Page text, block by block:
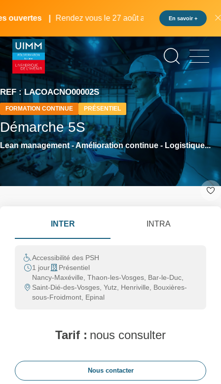
au
principal
Rendez vous le 27 août au pôle formation UIMM
En savoir +
REF : LACOACNO00002S
FORMATION CONTINUE PRÉSENTIEL
Démarche 5S
Lean management - Amélioration continue - Logistique...
INTER INTRA
Accessibilité des PSH
1 jour
Présentiel
Nancy-Maxéville, Thaon-les-Vosges, Bar-le-Duc,
Saint-Dié-des-Vosges, Yutz, Henriville, Bouxières-
sous-Froidmont, Epinal
Tarif : nous consulter
Nous contacter